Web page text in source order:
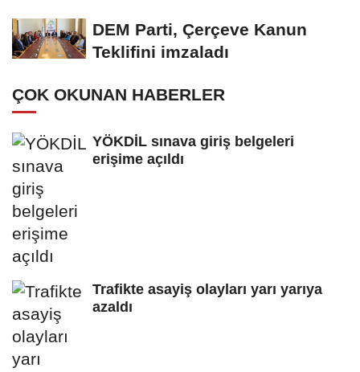
DEM Parti, Çerçeve Kanun
Teklifini imzaladı
ÇOK OKUNAN HABERLER
YÖKDİL sınava giriş belgeleri
erişime açıldı
Trafikte asayiş olayları yarı yarıya
azaldı